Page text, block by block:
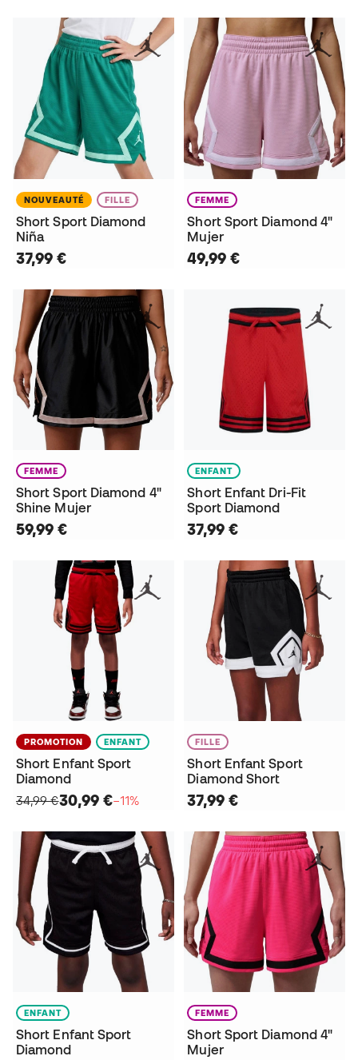
NOUVEAUTÉ FILLE
Short Sport Diamond
Niña
37,99 €
FEMME
Short Sport Diamond 4"
Mujer
49,99 €
FEMME
Short Sport Diamond 4"
Shine Mujer
59,99 €
ENFANT
Short Enfant Dri-Fit
Sport Diamond
37,99 €
PROMOTION ENFANT
Short Enfant Sport
Diamond
34,99 €30,99 €−11%
FILLE
Short Enfant Sport
Diamond Short
37,99 €
ENFANT
Short Enfant Sport
Diamond
FEMME
Short Sport Diamond 4"
Mujer